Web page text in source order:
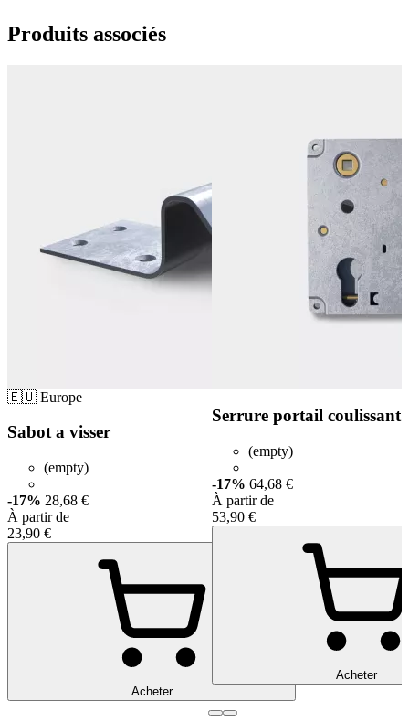
Produits associés
🇪🇺 Europe
Sabot a visser
(empty)
-17% 28,68 €
À partir de
23,90 €
Acheter
Serrure portail coulissant
(empty)
-17% 64,68 €
À partir de
53,90 €
Acheter